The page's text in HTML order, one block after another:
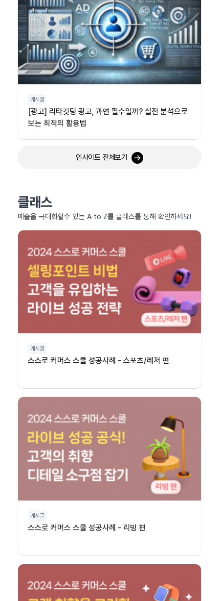
게시글
[광고] 리타깃팅 광고, 과연 필수일까? 실전 분석으로
보는 최적의 활용법
인사이트 전체보기
클래스
매출을 극대화할수 있는 A to Z를 클래스를 통해 확인하세요!
게시글
스스로 커머스 스쿨 성공사례 - 스포츠/레저 편
게시글
스스로 커머스 스쿨 성공사례 - 리빙 편